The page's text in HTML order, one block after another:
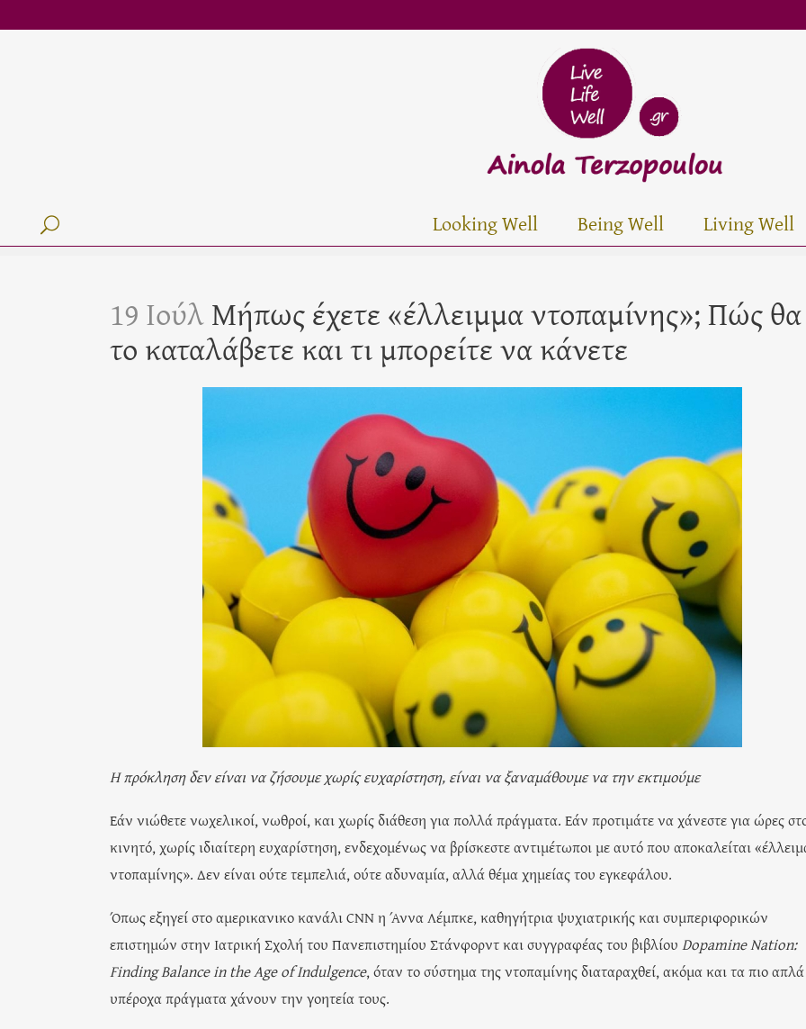
Looking Well Being Well Living Well
19 ΙούλΜήπως έχετε «έλλειμμα ντοπαμίνης»; Πώς θα
το καταλάβετε και τι μπορείτε να κάνετε
Η πρόκληση δεν είναι να ζήσουμε χωρίς ευχαρίστηση, είναι να ξαναμάθουμε να την εκτιμούμε
Εάν νιώθετε νωχελικοί, νωθροί, και χωρίς διάθεση για πολλά πράγματα. Εάν προτιμάτε να χάνεστε για ώρες
κινητό, χωρίς ιδιαίτερη ευχαρίστηση, ενδεχομένως να βρίσκεστε αντιμέτωποι με αυτό που αποκαλείται
ντοπαμίνης». Δεν είναι ούτε τεμπελιά, ούτε αδυναμία, αλλά θέμα χημείας του εγκεφάλου.
Όπως εξηγεί στο αμερικανικο κανάλι CNN η Άννα Λέμπκε, καθηγήτρια ψυχιατρικής και συμπεριφορικών
επιστημών στην Ιατρική Σχολή του Πανεπιστημίου Στάνφορντ και συγγραφέας του βιβλίου Dopamine Nation:
Finding Balance in the Age of Indulgence, όταν το σύστημα της ντοπαμίνης διαταραχθεί, ακόμα και τα πιο
υπέροχα πράγματα χάνουν την γοητεία τους.